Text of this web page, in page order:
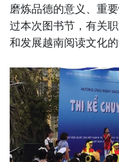
磨炼品德的意义、重
过本次图书节，有关
和发展越南阅读文化的